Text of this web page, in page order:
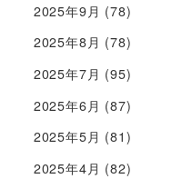
2025年9月 (78)
2025年8月 (78)
2025年7月 (95)
2025年6月 (87)
2025年5月 (81)
2025年4月 (82)